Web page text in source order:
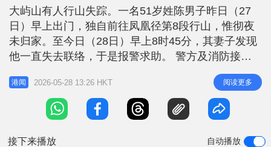
6
%
n
i
-
P
i
c
t
u
r
e
大屿山有人行山失踪。一名51岁姓陈男子昨日（27
日）早上出门，独自前往凤凰径第8段行山，惟彻夜
未归家。至今日（28日）早上8时45分，其妻子发现
他一直失去联络，于是报警求助。 警方及消防接报
后在石壁郊游径集合，出发登山搜索。消防处派出攀
山拯救专队（MSRT），救护车亦到场戒备；而政府
飞行服务队已接获相关通知。至下午，人员在大屿山
狗岭涌一带使用无人机协助搜索。 据了解，陈男无
港闻 2026-05-28 13:26 HKT 阅读更多
接下来播放 自动播放